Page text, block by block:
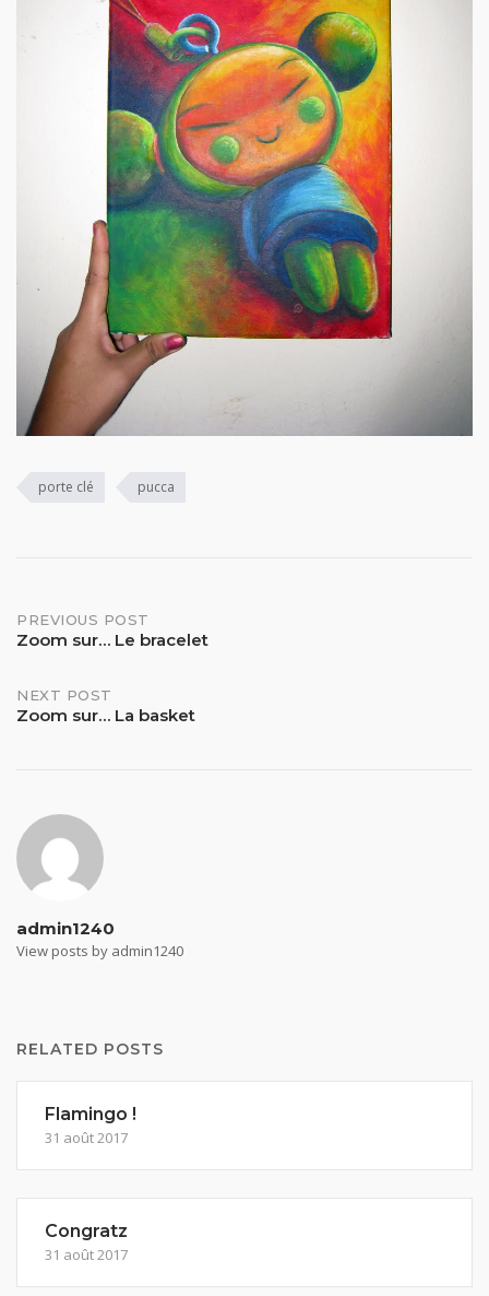
porte clé pucca
Post
PREVIOUS POST
Zoom sur… Le bracelet
NEXT POST
Zoom sur… La basket
admin1240
View posts by admin1240
RELATED POSTS
Flamingo !
31 août 2017
Congratz
31 août 2017